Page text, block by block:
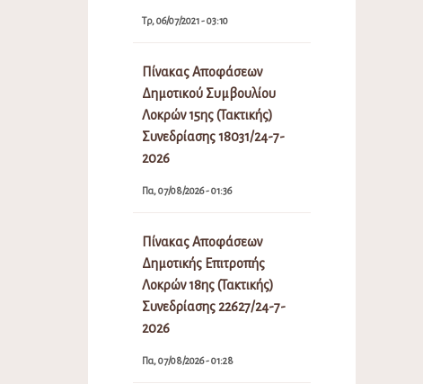
Τρ, 06/07/2021 - 03:10
Πίνακας Αποφάσεων
Δημοτικού Συμβουλίου
Λοκρών 15ης (Τακτικής)
Συνεδρίασης 18031/24-7-
2026
Πα, 07/08/2026 - 01:36
Πίνακας Αποφάσεων
Δημοτικής Επιτροπής
Λοκρών 18ης (Τακτικής)
Συνεδρίασης 22627/24-7-
2026
Πα, 07/08/2026 - 01:28